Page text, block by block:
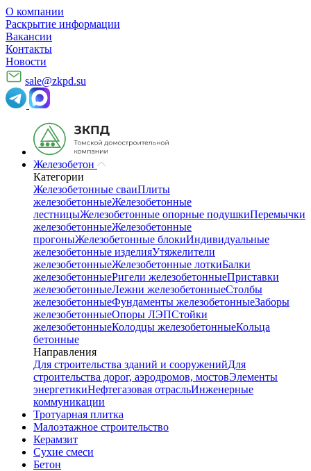
О компании
Раскрытие информации
Вакансии
Контакты
Новости
sale@zkpd.su
Железобетон
Категории
Железобетонные сваиПлиты
железобетонныеЖелезобетонные
лестницыЖелезобетонные опорные подушкиПеремычки
железобетонныеЖелезобетонные
прогоныЖелезобетонные блокиИндивидуальные
железобетонные изделияУтяжелители
железобетонныеЖелезобетонные лоткиБалки
железобетонныеРигели железобетонныеПриставки
железобетонныеЛежни железобетонныеСтолбы
железобетонныеФундаменты железобетонныеЗаборы
железобетонныеОпоры ЛЭПСтойки
железобетонныеКолодцы железобетонныеКольца
бетонные
Направления
Для строительства зданий и сооруженийДля
строительства дорог, аэродромов, мостовЭлементы
энергетикиНефтегазовая отрасльИнженерные
коммуникации
Тротуарная плитка
Малоэтажное строительство
Керамзит
Сухие смеси
Бетон